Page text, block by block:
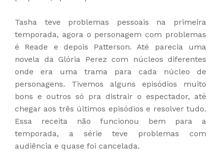
Tasha teve problemas pessoais na primeira
temporada, agora o personagem com problemas
é Reade e depois Patterson. Até parecia uma
novela da Glória Perez com núcleos diferentes
onde era uma trama para cada núcleo de
personagens. Tivemos alguns episódios muito
bons e outros só pra distrair o espectador, até
chegar aos três últimos episódios e resolver tudo.
Essa receita não funcionou bem para a
temporada, a série teve problemas com
audiência e quase foi cancelada.